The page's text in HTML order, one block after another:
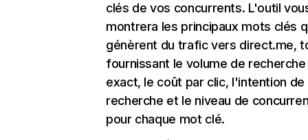
clés de vos concurrents. L'outil
montrera les principaux mots clés
génèrent du trafic vers direct.me,
fournissant le volume de recherche
exact, le coût par clic, l'intention de
recherche et le niveau de
pour chaque mot clé.